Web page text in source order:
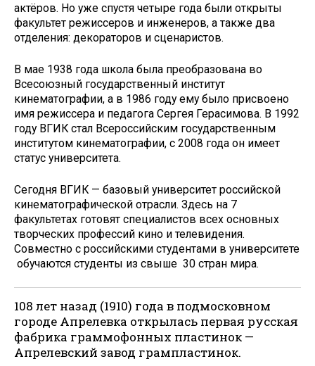
актёров. Но уже спустя четыре года были открыты
факультет режиссеров и инженеров, а также два
отделения: декораторов и сценаристов.
В мае 1938 года школа была преобразована во
Всесоюзный государственный институт
кинематографии, а в 1986 году ему было присвоено
имя режиссера и педагога Сергея Герасимова. В 1992
году ВГИК стал Всероссийским государственным
институтом кинематографии, с 2008 года он имеет
статус университета.
Сегодня ВГИК — базовый университет российской
кинематографической отрасли. Здесь на 7
факультетах готовят специалистов всех основных
творческих профессий кино и телевидения.
Совместно с российскими студентами в университете
обучаются студенты из свыше 30 стран мира.
108 лет назад (1910) года в подмосковном
городе Апрелевка открылась первая русская
фабрика граммофонных пластинок —
Апрелевский завод грампластинок.